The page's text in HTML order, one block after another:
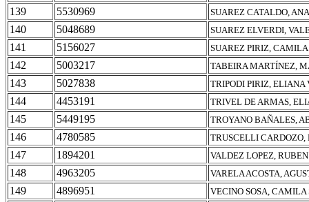
139 5530969 SUAREZ CATALDO, ANA
140 5048689 SUAREZ ELVERDI,
141 5156027 SUAREZ PIRIZ,
142 5003217 TABEIRA MARTÍNEZ,
143 5027838 TRIPODI PIRIZ, ELIANA
144 4453191 TRIVEL DE ARMAS,
145 5449195 TROYANO BAÑALES,
146 4780585 TRUSCELLI CARDOZO,
147 1894201 VALDEZ LOPEZ,
148 4963205 VARELA ACOSTA,
149 4896951 VECINO SOSA, CAMILA